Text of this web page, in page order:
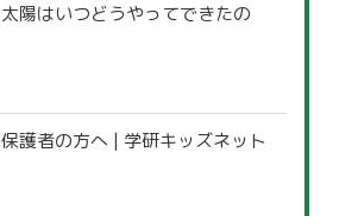
太陽はいつどうやってできたの
保護者の方へ | 学研キッズネット